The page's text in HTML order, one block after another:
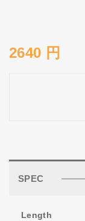
2640 円
SPEC
Length